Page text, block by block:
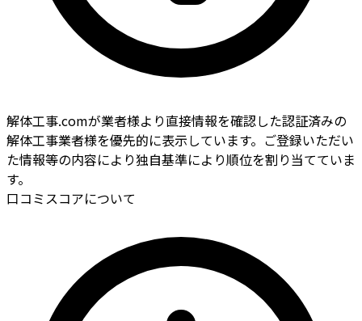
解体工事.comが業者様より直接情報を確認した認証済みの
解体工事業者様を優先的に表示しています。ご登録いただい
た情報等の内容により独自基準により順位を割り当てていま
す。
口コミスコアについて